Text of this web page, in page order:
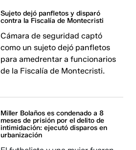
Sujeto dejó panfletos y disparó
contra la Fiscalía de Montecristi
Cámara de seguridad captó
como un sujeto dejó panfletos
para amedrentar a funcionarios
de la Fiscalía de Montecristi.
Miller Bolaños es condenado a 8
meses de prisión por el delito de
intimidación: ejecutó disparos en
urbanización